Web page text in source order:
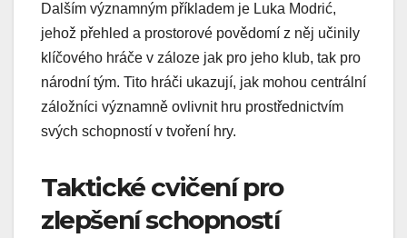
Dalším významným příkladem je Luka Modrić,
jehož přehled a prostorové povědomí z něj učinily
klíčového hráče v záloze jak pro jeho klub, tak pro
národní tým. Tito hráči ukazují, jak mohou centrální
záložníci významně ovlivnit hru prostřednictvím
svých schopností v tvoření hry.
Taktické cvičení pro
zlepšení schopností